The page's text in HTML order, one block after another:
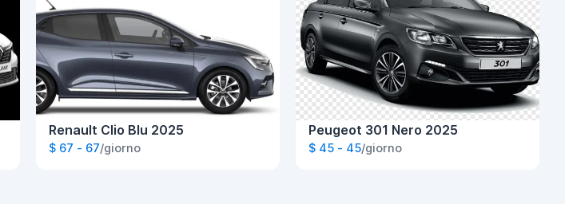
Renault Clio Blu 2025
$ 67 - 67/giorno
Peugeot 301 Nero 2025
$ 45 - 45/giorno